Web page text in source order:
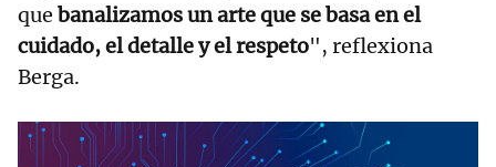
que banalizamos un arte que se basa en el
cuidado, el detalle y el respeto", reflexiona
Berga.